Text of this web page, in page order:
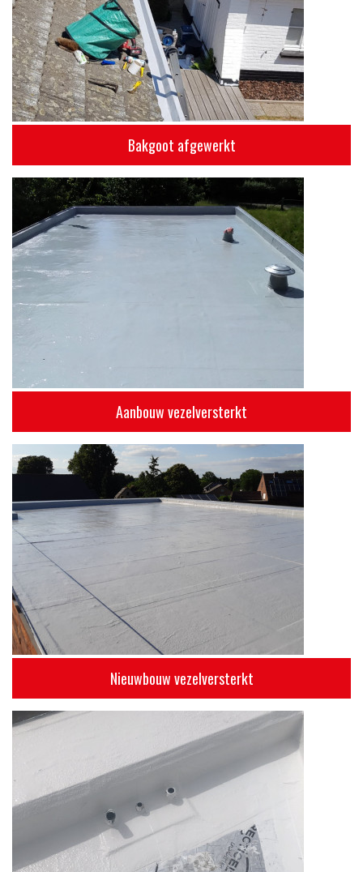
Bakgoot afgewerkt
Aanbouw vezelversterkt
Nieuwbouw vezelversterkt